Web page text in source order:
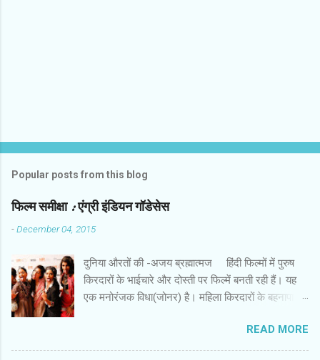
Popular posts from this blog
फिल्‍म समीक्षा : एंग्री इंडियन गॉडेसेस
-December 04, 2015
दुनिया औरतों की -अजय ब्रह्मात्‍मज हिंदी फिल्‍मों में पुरुष
किरदारों के भाईचारे और दोस्‍ती पर फिल्‍में बनती रही हैं। यह
एक मनोरंजक विधा(जोनर) है। महिला किरदारों के बहनापा
की फिल्‍म ‘ एंग्री इंडियन गॉडेसेस ’ एक अच्‍छी कोशिश है। इस
फिल्‍म में सात महिला किरदार हैं। उनकी पृष्‍ठभूमि अलग और
READ MORE